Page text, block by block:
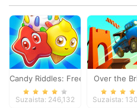
Candy Riddles: Free Match 3
Suzaista: 246,132
Over the
Suzaista: